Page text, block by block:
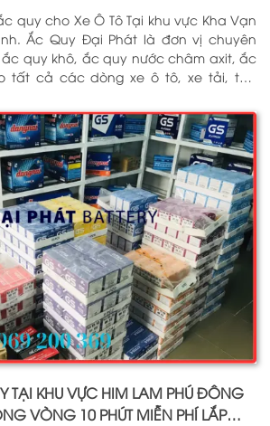
quy cho Xe Ô Tô Tại khu vực Kha Vạn
Ắc Quy Đại Phát là đơn vị chuyên
quy khô, ắc quy nước châm axit, ắc
tất cả các dòng xe ô tô, xe tải, tàu
VARTA, DELKOR, SOLITE, ENIMAC,
0969 200 369
TẠI KHU VỰC HIM LAM PHÚ ĐÔNG
VÒNG 10 PHÚT MIỄN PHÍ LẮP